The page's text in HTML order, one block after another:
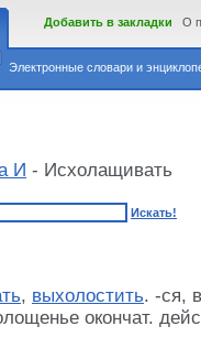
Электронные словари и
Добавить в закладки О
И - Исхолащивать
Искать!
, выхолостить. -ся,
окончат.